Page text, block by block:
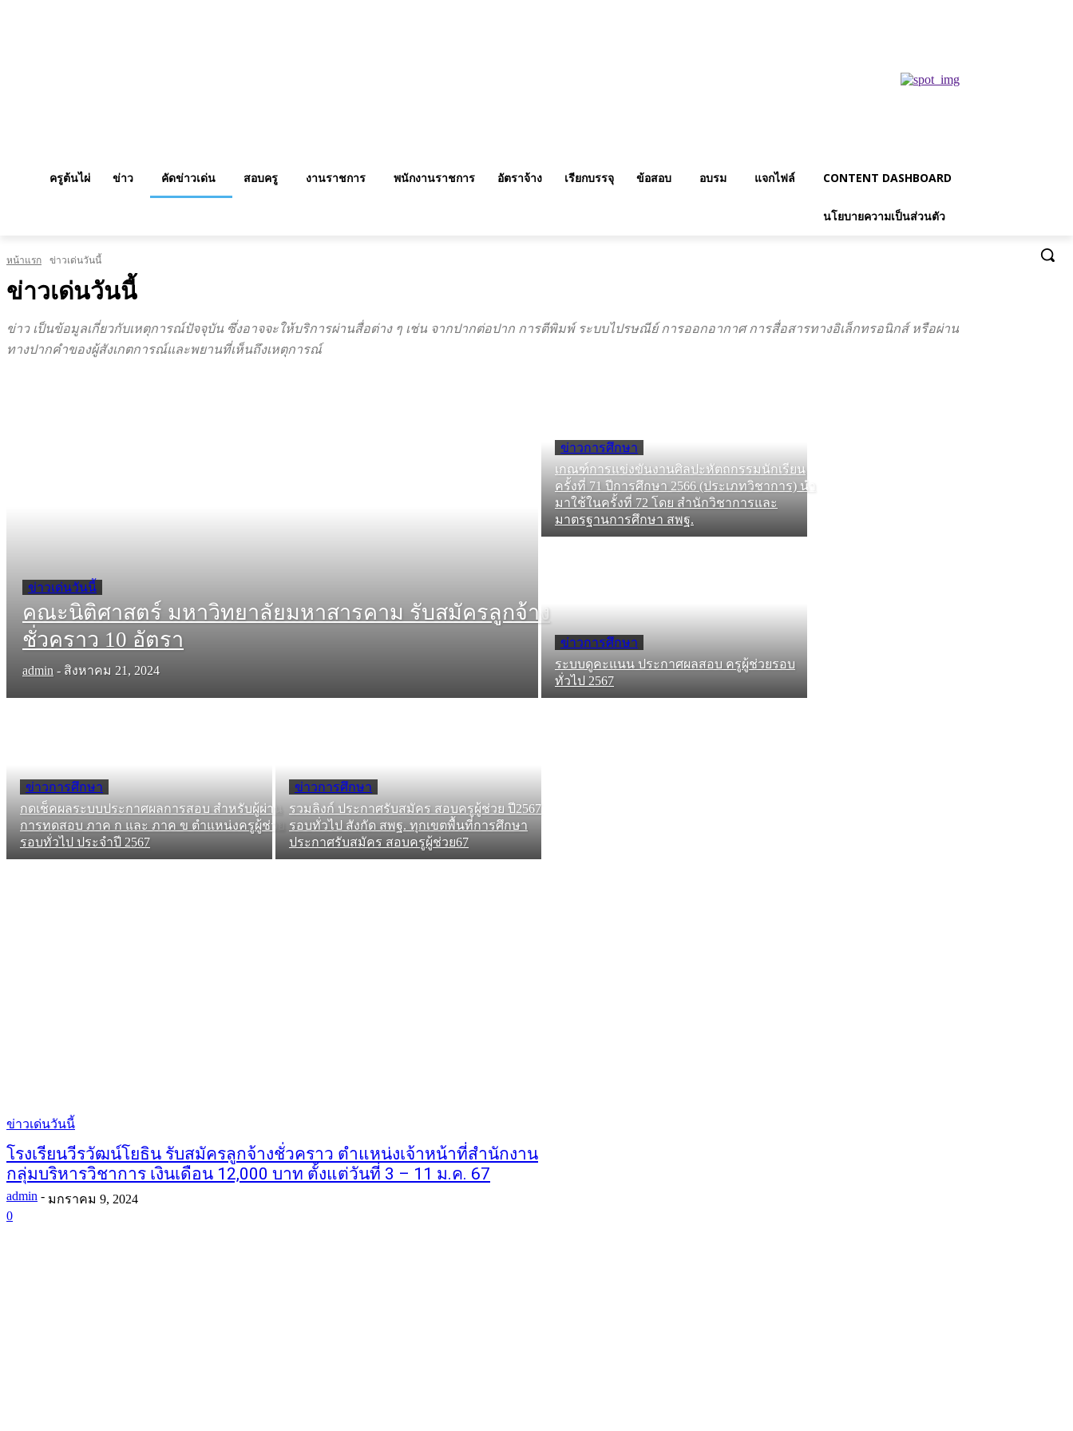
ครูต้นไผ่ ข่าว คัดข่าวเด่น สอบครู งานราชการ พนักงานราชการ อัตราจ้าง เรียกบรรจุ ข้อสอบ อบรม แจกไฟล์ CONTENT DASHBOARD
นโยบายความเป็นส่วนตัว
หน้าแรก ข่าวเด่นวันนี้
ข่าวเด่นวันนี้
ข่าว เป็นข้อมูลเกี่ยวกับเหตุการณ์ปัจจุบัน ซึ่งอาจจะให้บริการผ่านสื่อต่าง ๆ เช่น จากปากต่อปาก การตีพิมพ์ ระบบไปรษณีย์ การออกอากาศ การสื่อสารทางอิเล็กทรอนิกส์ หรือผ่าน
ทางปากคำของผู้สังเกตการณ์และพยานที่เห็นถึงเหตุการณ์
ข่าวเด่นวันนี้
คณะนิติศาสตร์ มหาวิทยาลัยมหาสารคาม รับสมัครลูกจ้าง
ชั่วคราว 10 อัตรา
admin - สิงหาคม 21, 2024
ข่าวการศึกษา
เกณฑ์การแข่งขันงานศิลปะหัตถกรรมนักเรียน
ครั้งที่ 71 ปีการศึกษา 2566 (ประเภทวิชาการ) นำ
มาใช้ในครั้งที่ 72 โดย สำนักวิชาการและ
มาตรฐานการศึกษา สพฐ.
ข่าวการศึกษา
ระบบดูคะแนน ประกาศผลสอบ ครูผู้ช่วยรอบ
ทั่วไป 2567
ข่าวการศึกษา
กดเช็คผลระบบประกาศผลการสอบ สำหรับผู้ผ่าน
การทดสอบ ภาค ก และ ภาค ข ตำแหน่งครูผู้ช่วย
รอบทั่วไป ประจำปี 2567
ข่าวการศึกษา
รวมลิงก์ ประกาศรับสมัคร สอบครูผู้ช่วย ปี2567
รอบทั่วไป สังกัด สพฐ. ทุกเขตพื้นที่การศึกษา
ประกาศรับสมัคร สอบครูผู้ช่วย67
ข่าวเด่นวันนี้
โรงเรียนวีรวัฒน์โยธิน รับสมัครลูกจ้างชั่วคราว ตําแหน่งเจ้าหน้าที่สํานักงาน
กลุ่มบริหารวิชาการ เงินเดือน 12,000 บาท ตั้งแต่วันที่ 3 – 11 ม.ค. 67
admin - มกราคม 9, 2024
0